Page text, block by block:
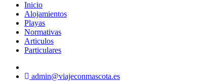
Inicio
Alojamientos
Playas
Normativas
Articulos
Particulares
admin@viajeconmascota.es